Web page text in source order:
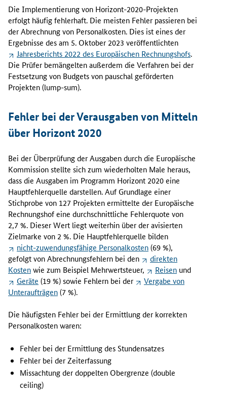
i
e
I
m
l
e
m
i
e
u
n
g
v
o
n
H
o
r
i
z
o
n
-
2
2
0
-
Die Implementierung von Horizont-2020-Projekten
erfolgt häufig fehlerhaft. Die meisten Fehler passieren bei
der Abrechnung von Personalkosten. Dies ist eines der
Ergebnisse des am 5. Oktober 2023 veröffentlichten
Jahresberichts 2022 des Europäischen Rechnungshofs.
Die Prüfer bemängelten außerdem die Verfahren bei der
Festsetzung von Budgets von pauschal geförderten
Projekten (lump-sum).
Fehler bei der Verausgaben von Mitteln
über Horizont 2020
Bei der Überprüfung der Ausgaben durch die Europäische
Kommission stellte sich zum wiederholten Male heraus,
dass die Ausgaben im Programm Horizont 2020 eine
Hauptfehlerquelle darstellen. Auf Grundlage einer
Stichprobe von 127 Projekten ermittelte der Europäische
Rechnungshof eine durchschnittliche Fehlerquote von
2,7 %. Dieser Wert liegt weiterhin über der avisierten
Zielmarke von 2 %. Die Hauptfehlerquelle bilden
nicht-zuwendungsfähige Personalkosten(69 %),
gefolgt von Abrechnungsfehlern bei den
direkten
Kostenwie zum Beispiel Mehrwertsteuer, Reisen und
Geräte (19 %) sowie Fehlern bei der
Vergabe von
Unteraufträgen(7 %).
Die häufigsten Fehler bei der Ermittlung der korrekten
Personalkosten waren:
Fehler bei der Ermittlung des Stundensatzes
Fehler bei der Zeiterfassung
Missachtung der doppelten Obergrenze (double
ceiling)